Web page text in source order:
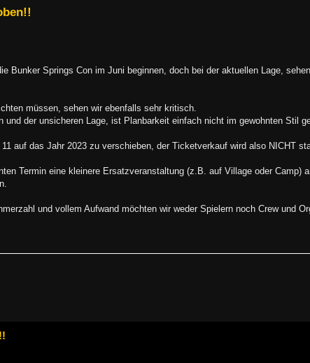
Bunker Springs Con im Juni beginnen, doch bei der aktuellen Lage,
müssen, sehen wir ebenfalls sehr kritisch.
der unsicheren Lage, ist Planbarkeit einfach nicht im gewohnten Stil
auf das Jahr 2023 zu verschieben, der Ticketverkauf wird also NICHT
Termin eine kleinere Ersatzveranstaltung (z.B. auf Village oder Camp)
und vollem Aufwand möchten wir weder Spielern noch Crew und